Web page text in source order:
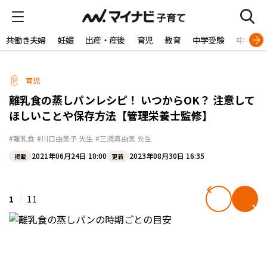
共働き夫婦 妊娠 出産・産後 育児 教育 中学受験 中学生
育児
離乳食の蒸しパンレシピ！ いつからOK？ 注意して
ほしいことや保存方法【管理栄養士監修】
#離乳食 #川口由美子 先生 #三浦真由美 先生
掲載 2021年06月24日 10:00 更新 2023年08月30日 16:35
1 11